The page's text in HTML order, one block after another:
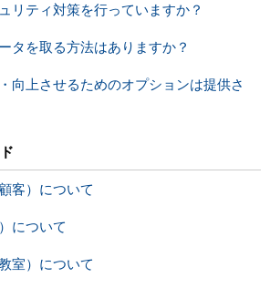
リティ対策を行っていますか？
タを取る方法はありますか？
向上させるためのオプションは提供さ
客）について
について
室）について